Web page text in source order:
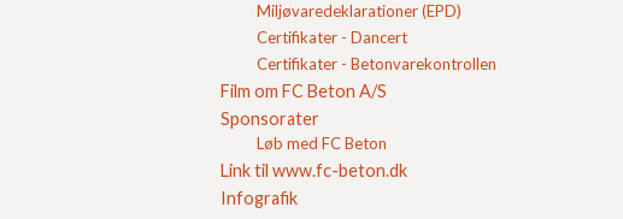
Miljøvaredeklarationer (EPD)
Certifikater - Dancert
Certifikater - Betonvarekontrollen
Film om FC Beton A/S
Sponsorater
Løb med FC Beton
Link til www.fc-beton.dk
Infografik
Løft af fortovsfliser med sugekop